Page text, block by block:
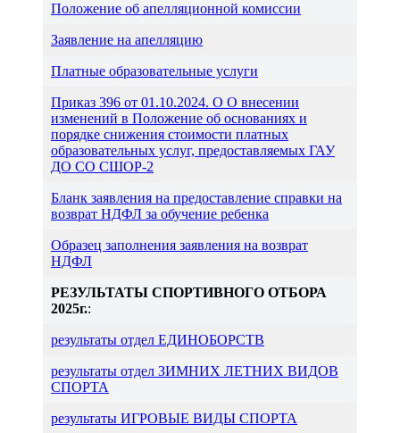
Положение об апелляционной комиссии
Заявление на апелляцию
Платные образовательные услуги
Приказ 396 от 01.10.2024. О О внесении
изменений в Положение об основаниях и
порядке снижения стоимости платных
образовательных услуг, предоставляемых ГАУ
ДО СО СШОР-2
Бланк заявления на предоставление справки на
возврат НДФЛ за обучение ребенка
Образец заполнения заявления на возврат
НДФЛ
РЕЗУЛЬТАТЫ СПОРТИВНОГО ОТБОРА
2025г.:
результаты отдел ЕДИНОБОРСТВ
результаты отдел ЗИМНИХ ЛЕТНИХ ВИДОВ
СПОРТА
результаты ИГРОВЫЕ ВИДЫ СПОРТА